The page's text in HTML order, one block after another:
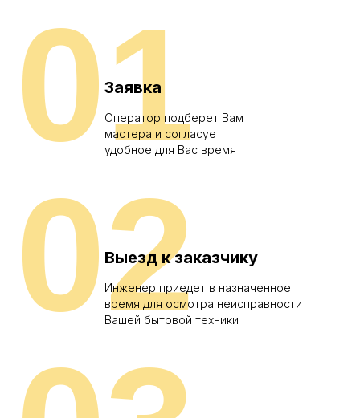
Заявка
Оператор подберет Вам
мастера и согласует
удобное для Вас время
01
Выезд к заказчику
Инженер приедет в назначенное
время для осмотра неисправности
Вашей бытовой техники
02